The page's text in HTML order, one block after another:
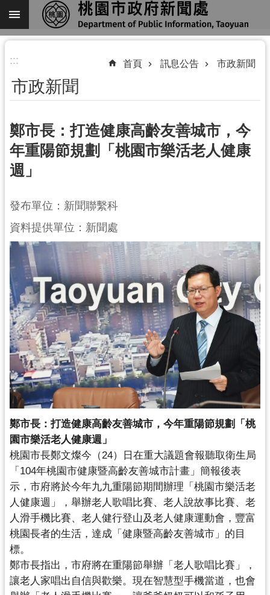
跳到主要內容區塊
進
搜
尋
關
於
們
機
關
訊
錄
業
務
資
訊
訊
息
公
告
便
民
服
務
政
府
資
訊
公
開
::: 首頁 訊息公告 市政新聞
市政新聞
鄭市長：打造健康高齡友善城市，今
年重陽節規劃「桃園市樂活老人健康
週」
發布單位：新聞聯繫科
資料提供單位：新聞處
鄭市長：打造健康高齡友善城市，今年重陽節規劃「 桃
園市樂活老人健康週」
桃園市長鄭文燦今（24）日在重大議題會報聽取衛生局
「 104年桃園市健康暨高齡友善城市計畫」簡報後表
示， 市府將於今年九九重陽節期間辦理「桃園市樂活老
人健康週」， 舉辦老人歌唱比賽、老人說故事比賽、老
人滑手機比賽、 老人健行登山及老人健康運動會，豐富
桃園長者的生活，達成「 健康暨高齡友善城市」的目
標。
鄭市長指出，市府將在重陽節舉辦「老人歌唱比賽」，
讓老人家唱出自信與歡樂。現在智慧型手機當道，也會